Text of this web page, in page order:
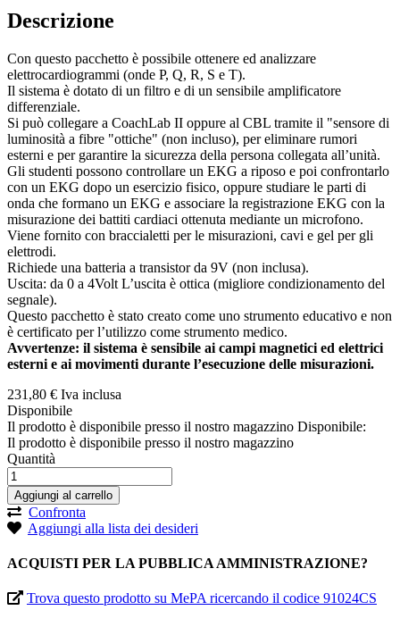
Descrizione
Con questo pacchetto è possibile ottenere ed analizzare
elettrocardiogrammi (onde P, Q, R, S e T).
Il sistema è dotato di un filtro e di un sensibile amplificatore
differenziale.
Si può collegare a CoachLab II oppure al CBL tramite il "sensore di
luminosità a fibre "ottiche" (non incluso), per eliminare rumori
esterni e per garantire la sicurezza della persona collegata all’unità.
Gli studenti possono controllare un EKG a riposo e poi confrontarlo
con un EKG dopo un esercizio fisico, oppure studiare le parti di
onda che formano un EKG e associare la registrazione EKG con la
misurazione dei battiti cardiaci ottenuta mediante un microfono.
Viene fornito con braccialetti per le misurazioni, cavi e gel per gli
elettrodi.
Richiede una batteria a transistor da 9V (non inclusa).
Uscita: da 0 a 4Volt L’uscita è ottica (migliore condizionamento del
segnale).
Questo pacchetto è stato creato come uno strumento educativo e non
è certificato per l’utilizzo come strumento medico.
Avvertenze: il sistema è sensibile ai campi magnetici ed elettrici
esterni e ai movimenti durante l’esecuzione delle misurazioni.
231,80 € Iva inclusa
Disponibile
Il prodotto è disponibile presso il nostro magazzino Disponibile:
Il prodotto è disponibile presso il nostro magazzino
Quantità
Aggiungi al carrello
Confronta
Aggiungi alla lista dei desideri
ACQUISTI PER LA PUBBLICA AMMINISTRAZIONE?
Trova questo prodotto su MePA ricercando il codice 91024CS